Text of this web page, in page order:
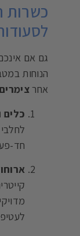
כשרות
גם אם
הנוחות
אחר
חד-